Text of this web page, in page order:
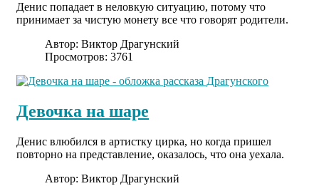
Денис попадает в неловкую ситуацию, потому что
принимает за чистую монету все что говорят родители.
Автор: Виктор Драгунский
Просмотров: 3761
Девочка на шаре
Денис влюбился в артистку цирка, но когда пришел
повторно на представление, оказалось, что она уехала.
Автор: Виктор Драгунский